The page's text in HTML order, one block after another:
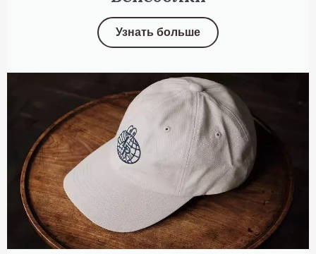
Узнать больше